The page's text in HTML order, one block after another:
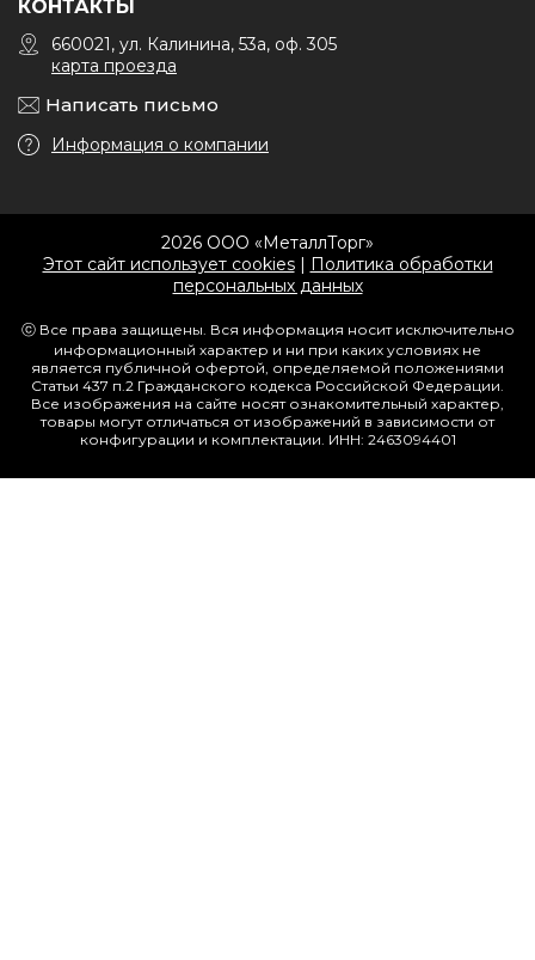
КОНТАКТЫ
660021, ул. Калинина, 53а, оф. 305
карта проезда
Написать письмо
Информация о компании
2026 ООО «МеталлТорг»
Этот сайт использует cookies| Политика обработки
персональных данных
ⓒ Все права защищены. Вся информация носит исключительно
информационный характер и ни при каких условиях не
является публичной офертой, определяемой положениями
Статьи 437 п.2 Гражданского кодекса Российской Федерации.
Все изображения на сайте носят ознакомительный характер,
товары могут отличаться от изображений в зависимости от
конфигурации и комплектации. ИНН: 2463094401